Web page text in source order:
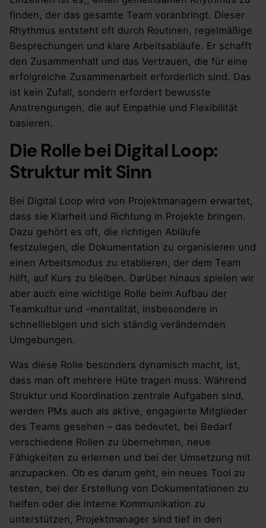
finden, der das gesamte Team voranbringt. Dieser
Rhythmus entsteht oft durch Routinen, regelmäßige
Besprechungen und klare Arbeitsabläufe. Er schafft
den Zusammenhalt und das Vertrauen, die für eine
erfolgreiche Zusammenarbeit erforderlich sind. Das
ist kein Zufall, sondern erfordert bewusste
Anstrengungen, die auf Empathie und Flexibilität
basieren.
Die Rolle bei Digital Loop:
Struktur mit Sinn
Bei Digital Loop wird von Projektmanagern erwartet,
dass sie Klarheit und Richtung in Projekte bringen.
Dazu gehört es oft, die richtigen Abläufe
festzulegen, die Dokumentation zu organisieren und
einen Arbeitsmodus zu etablieren, der dem Team
hilft, auf Kurs zu bleiben. Darüber hinaus spielen wir
aber auch eine wichtige Rolle beim Aufbau der
Teamkultur und -mentalität, insbesondere in
schnelllebigen und sich ständig verändernden
Umgebungen.
Was diese Rolle besonders dynamisch macht, ist,
dass man oft mehrere Hüte tragen muss. Während
Struktur und Koordination zentrale Aufgaben sind,
werden PMs auch als aktive, engagierte Mitglieder
des Teams gesehen – das bedeutet, bei Bedarf
verschiedene Rollen zu übernehmen, neue
Fähigkeiten zu erlernen und bei der Umsetzung mit
anzupacken. Ob es darum geht, ein neues Tool zu
testen, bei der Erstellung von Dokumentationen zu
helfen oder die interne Kommunikation zu
unterstützen, Projektmanager sind tief in den